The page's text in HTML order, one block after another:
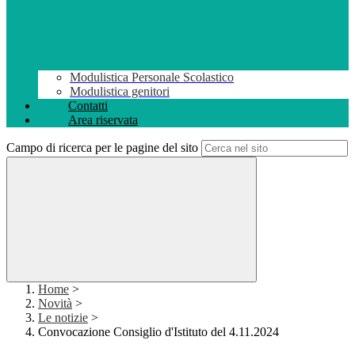
Modulistica Personale Scolastico
Modulistica genitori
Contatti
Area riservata
Campo di ricerca per le pagine del sito
Home >
Novità >
Le notizie >
Convocazione Consiglio d'Istituto del 4.11.2024